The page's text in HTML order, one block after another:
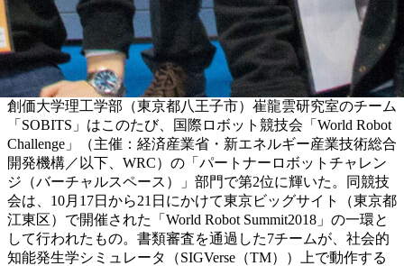
創価大学理工学部（東京都八王子市）崔龍雲研究室のチーム
「SOBITS」はこのたび、国際ロボット競技会「World Robot
Challenge」（主催：経済産業省・新エネルギー産業技術総合
開発機構／以下、WRC）の「パートナーロボットチャレン
ジ（バーチャルスペース）」部門で第2位に輝いた。同競技
会は、10月17日から21日にかけて東京ビッグサイト（東京都
江東区）で開催された「World Robot Summit2018」の一環と
して行われたもの。書類審査を通過した7チームが、社会的
知能発生学シミュレータ（SIGVerse（TM））上で動作する